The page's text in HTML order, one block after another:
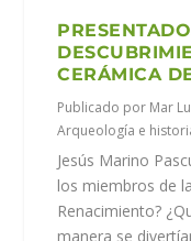
CERÁMICA
Publicado por Mar
Arqueología e
Jesús Marino
los miembros de
Renacimiento?
manera se